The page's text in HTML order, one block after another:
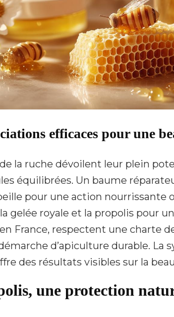
efficaces pour une
la ruche dévoilent leur plein
équilibrées. Un baume
pour une action nourrissante
gelée royale et la propolis pour
France, respectent une charte
d’apiculture durable. La
des résultats visibles sur la
une protection